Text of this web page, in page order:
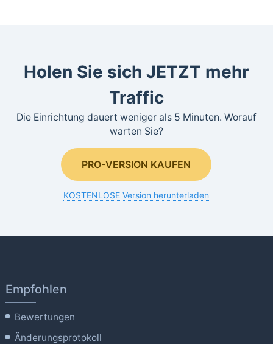
Holen Sie sich JETZT mehr
Traffic
Die Einrichtung dauert weniger als 5 Minuten. Worauf
warten Sie?
PRO-VERSION KAUFEN
KOSTENLOSE Version herunterladen
Empfohlen
Bewertungen
Änderungsprotokoll